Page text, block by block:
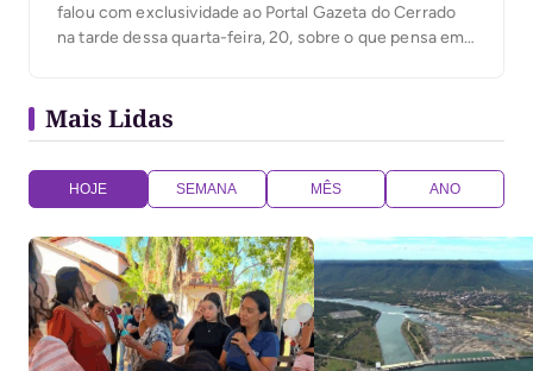
falou com exclusividade ao Portal Gazeta do Cerrado
na tarde dessa quarta-feira, 20, sobre o que pensa em
uma aliança com alguém, ele tem direito como […]
Mais Lidas
HOJE SEMANA MÊS ANO